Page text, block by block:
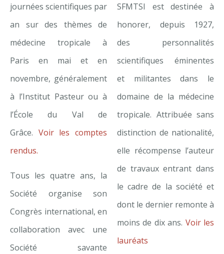
Tropicale et Santé Internationale
missions d’expertise, des congrès,
des cours, apportant des
pluridisciplinaires en médecine
publie une revue scientifique en libre
pour les auteurs (Médecine
Internationale) et une newsletter.
base documentaire accessible sur ce
des manifestations
journées scientifiques par
an sur des thèmes de
médecine tropicale à
Paris en mai et en
novembre, généralement
à l’Institut Pasteur ou à
l’École du Val de
Grâce. Voir les comptes
rendus.
Tous les quatre ans, la
Société organise son
Congrès international, en
collaboration avec une
Société savante
SFMTSI est destinée à
honorer, depuis 1927,
des personnalités
scientifiques éminentes
et militantes dans le
domaine de la médecine
tropicale. Attribuée sans
distinction de nationalité,
elle récompense l’auteur
de travaux entrant dans
le cadre de la société et
dont le dernier remonte à
moins de dix ans. Voir les
lauréats